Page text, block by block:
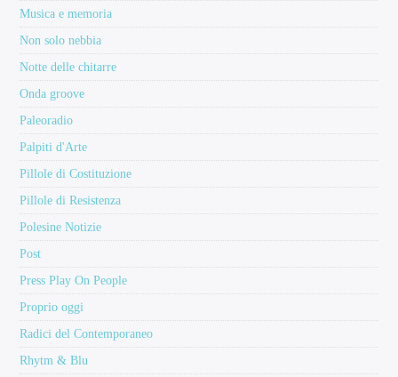
Musica e memoria
Non solo nebbia
Notte delle chitarre
Onda groove
Paleoradio
Palpiti d'Arte
Pillole di Costituzione
Pillole di Resistenza
Polesine Notizie
Post
Press Play On People
Proprio oggi
Radici del Contemporaneo
Rhytm & Blu